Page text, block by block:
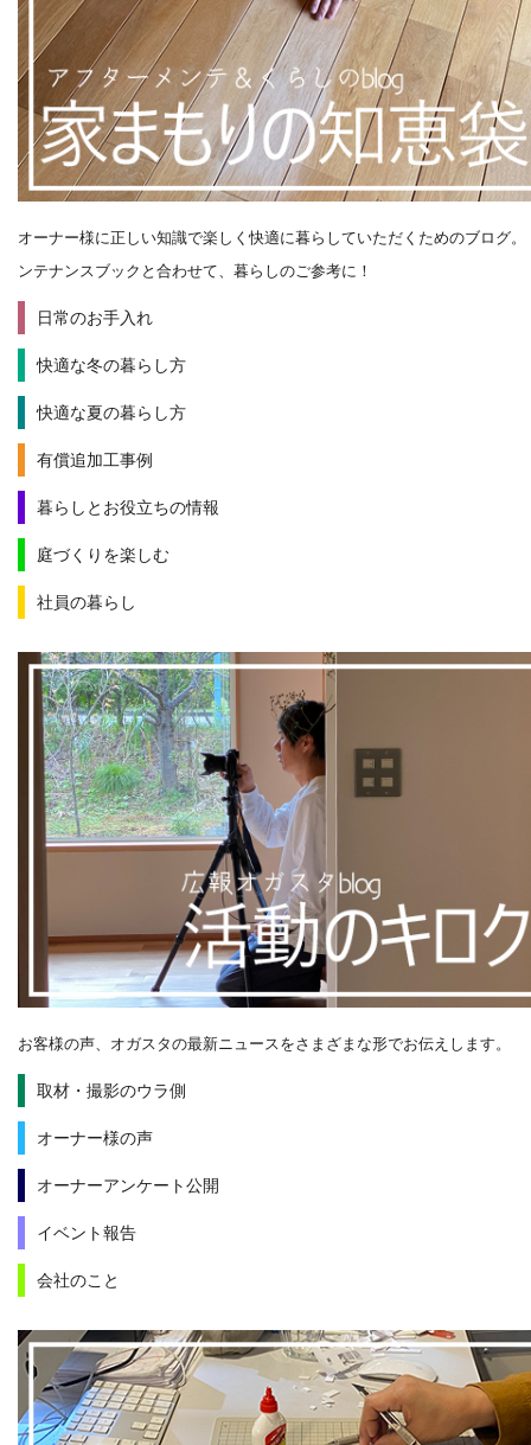
オーナー様に正しい知識で楽しく快適に暮らしていただくためのブログ。
ンテナンスブックと合わせて、暮らしのご参考に！
日常のお手入れ
快適な冬の暮らし方
快適な夏の暮らし方
有償追加工事例
暮らしとお役立ちの情報
庭づくりを楽しむ
社員の暮らし
お客様の声、オガスタの最新ニュースをさまざまな形でお伝えします。
取材・撮影のウラ側
オーナー様の声
オーナーアンケート公開
イベント報告
会社のこと